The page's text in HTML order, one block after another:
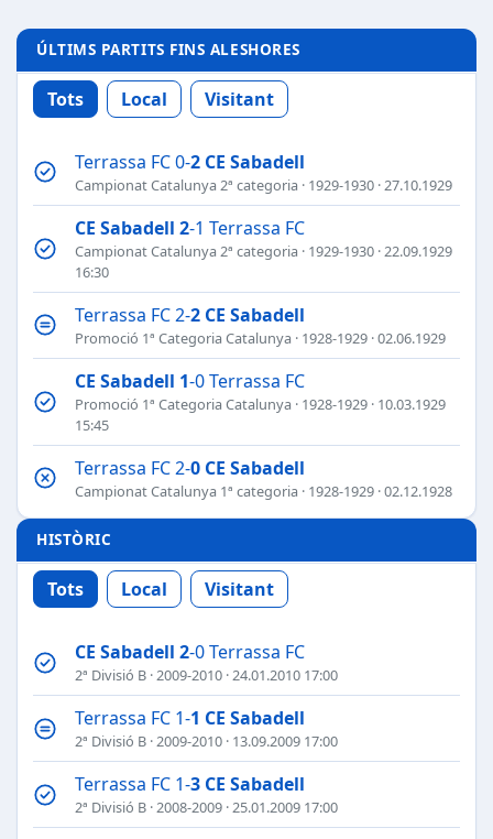
ÚLTIMS PARTITS FINS ALESHORES
Tots Local Visitant
Terrassa FC 0-2 CE Sabadell
Campionat Catalunya 2ª categoria · 1929-1930 · 27.10.1929
CE Sabadell 2-1 Terrassa FC
Campionat Catalunya 2ª categoria · 1929-1930 · 22.09.1929
16:30
Terrassa FC 2-2 CE Sabadell
Promoció 1ª Categoria Catalunya · 1928-1929 · 02.06.1929
CE Sabadell 1-0 Terrassa FC
Promoció 1ª Categoria Catalunya · 1928-1929 · 10.03.1929
15:45
Terrassa FC 2-0 CE Sabadell
Campionat Catalunya 1ª categoria · 1928-1929 · 02.12.1928
HISTÒRIC
Tots Local Visitant
CE Sabadell 2-0 Terrassa FC
2ª Divisió B ·2009-2010 · 24.01.2010 17:00
Terrassa FC 1-1 CE Sabadell
2ª Divisió B ·2009-2010 · 13.09.2009 17:00
Terrassa FC 1-3 CE Sabadell
2ª Divisió B ·2008-2009 · 25.01.2009 17:00